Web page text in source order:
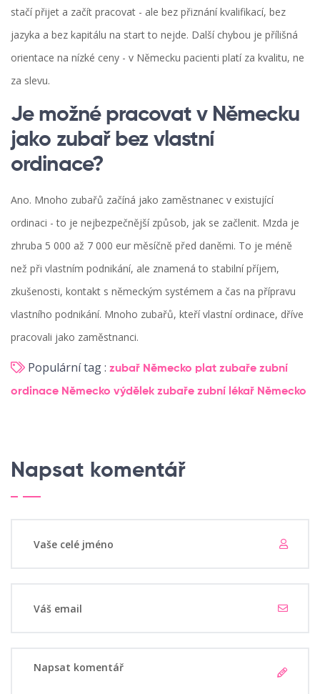
stačí přijet a začít pracovat - ale bez přiznání kvalifikací, bez
jazyka a bez kapitálu na start to nejde. Další chybou je přílišná
orientace na nízké ceny - v Německu pacienti platí za kvalitu, ne
za slevu.
Je možné pracovat v Německu
jako zubař bez vlastní
ordinace?
Ano. Mnoho zubařů začíná jako zaměstnanec v existující
ordinaci - to je nejbezpečnější způsob, jak se začlenit. Mzda je
zhruba 5 000 až 7 000 eur měsíčně před daněmi. To je méně
než při vlastním podnikání, ale znamená to stabilní příjem,
zkušenosti, kontakt s německým systémem a čas na přípravu
vlastního podnikání. Mnoho zubařů, kteří vlastní ordinace, dříve
pracovali jako zaměstnanci.
Populární tag : zubař Německo plat zubaře zubní
ordinace Německo výdělek zubaře zubní lékař Německo
Napsat komentář